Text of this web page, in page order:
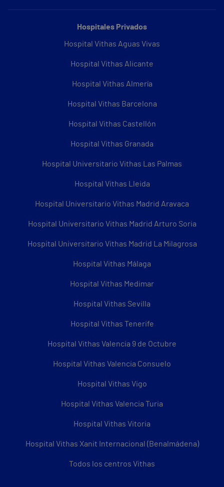
Hospitales Privados
Hospital Vithas Aguas Vivas
Hospital Vithas Alicante
Hospital Vithas Almería
Hospital Vithas Barcelona
Hospital Vithas Castellón
Hospital Vithas Granada
Hospital Universitario Vithas Las Palmas
Hospital Vithas Lleida
Hospital Universitario Vithas Madrid Aravaca
Hospital Universitario Vithas Madrid Arturo Soria
Hospital Universitario Vithas Madrid La Milagrosa
Hospital Vithas Málaga
Hospital Vithas Medimar
Hospital Vithas Sevilla
Hospital Vithas Tenerife
Hospital Vithas Valencia 9 de Octubre
Hospital Vithas Valencia Consuelo
Hospital Vithas Vigo
Hospital Vithas Valencia Turia
Hospital Vithas Vitoria
Hospital Vithas Xanit Internacional (Benalmádena)
Todos los centros Vithas